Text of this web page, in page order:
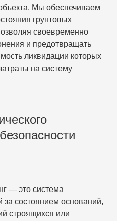
Мы обеспечиваем
грунтовых
своевременно
и предотвращать
ликвидации которых
на систему
— это система
состоянием оснований,
строящихся или